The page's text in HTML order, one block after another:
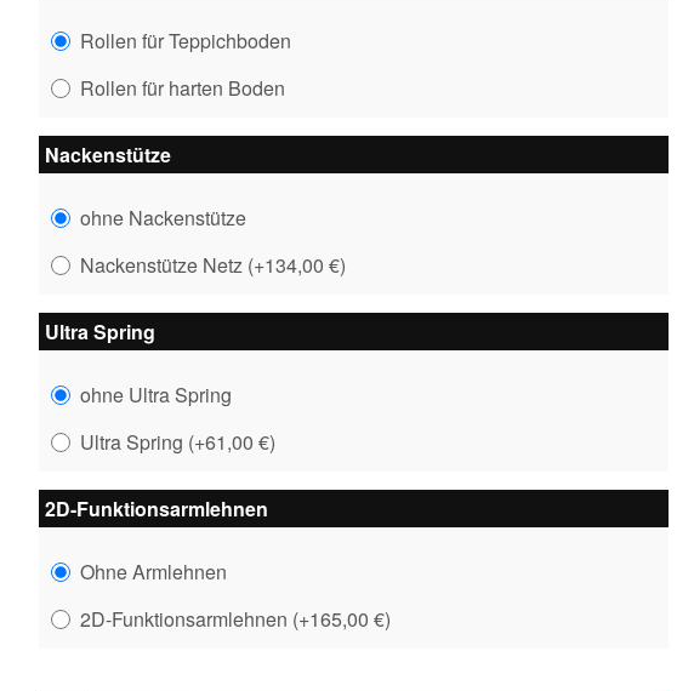
Rollen für Teppichboden
Rollen für harten Boden
Nackenstütze
ohne Nackenstütze
Nackenstütze Netz (+134,00 €)
Ultra Spring
ohne Ultra Spring
Ultra Spring (+61,00 €)
2D-Funktionsarmlehnen
Ohne Armlehnen
2D-Funktionsarmlehnen (+165,00 €)